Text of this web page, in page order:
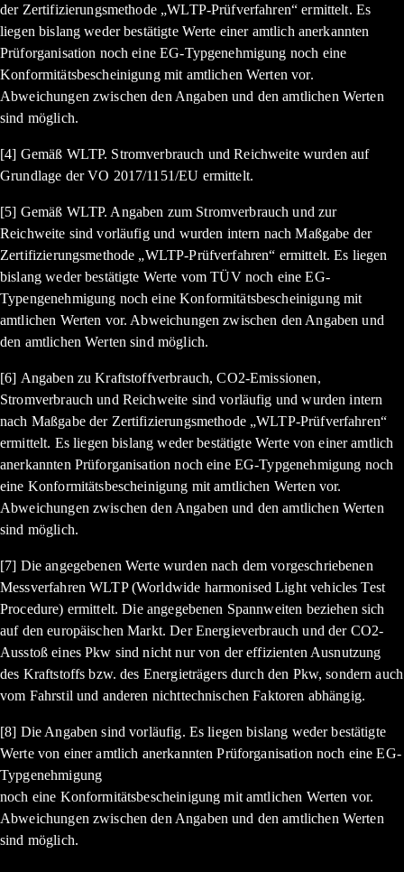
der Zertifizierungsmethode „WLTP-Prüfverfahren“ ermittelt. Es
liegen bislang weder bestätigte Werte einer amtlich anerkannten
Prüforganisation noch eine EG-Typgenehmigung noch eine
Konformitätsbescheinigung mit amtlichen Werten vor.
Abweichungen zwischen den Angaben und den amtlichen Werten
sind möglich.
[4] Gemäß WLTP. Stromverbrauch und Reichweite wurden auf
Grundlage der VO 2017/1151/EU ermittelt.
[5] Gemäß WLTP. Angaben zum Stromverbrauch und zur
Reichweite sind vorläufig und wurden intern nach Maßgabe der
Zertifizierungsmethode „WLTP-Prüfverfahren“ ermittelt. Es liegen
bislang weder bestätigte Werte vom TÜV noch eine EG-
Typengenehmigung noch eine Konformitätsbescheinigung mit
amtlichen Werten vor. Abweichungen zwischen den Angaben und
den amtlichen Werten sind möglich.
[6] Angaben zu Kraftstoffverbrauch, CO2-Emissionen,
Stromverbrauch und Reichweite sind vorläufig und wurden intern
nach Maßgabe der Zertifizierungsmethode „WLTP-Prüfverfahren“
ermittelt. Es liegen bislang weder bestätigte Werte von einer amtlich
anerkannten Prüforganisation noch eine EG-Typgenehmigung noch
eine Konformitätsbescheinigung mit amtlichen Werten vor.
Abweichungen zwischen den Angaben und den amtlichen Werten
sind möglich.
[7] Die angegebenen Werte wurden nach dem vorgeschriebenen
Messverfahren WLTP (Worldwide harmonised Light vehicles Test
Procedure) ermittelt. Die angegebenen Spannweiten beziehen sich
auf den europäischen Markt. Der Energieverbrauch und der CO2-
Ausstoß eines Pkw sind nicht nur von der effizienten Ausnutzung
des Kraftstoffs bzw. des Energieträgers durch den Pkw, sondern auch
vom Fahrstil und anderen nichttechnischen Faktoren abhängig.
[8] Die Angaben sind vorläufig. Es liegen bislang weder bestätigte
Werte von einer amtlich anerkannten Prüforganisation noch eine EG-
Typgenehmigung
noch eine Konformitätsbescheinigung mit amtlichen Werten vor.
Abweichungen zwischen den Angaben und den amtlichen Werten
sind möglich.